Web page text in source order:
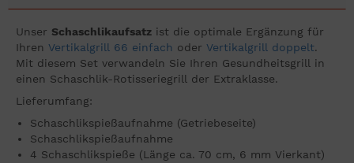
Unser Schaschlikaufsatz ist die optimale Ergänzung für
Ihren Vertikalgrill 66 einfach oder Vertikalgrill doppelt.
Mit diesem Set verwandeln Sie Ihren Gesundheitsgrill in
einen Schaschlik-Rotisseriegrill der Extraklasse.
Lieferumfang:
Schaschlikspießaufnahme (Getriebeseite)
Schaschlikspießaufnahme
4 Schaschlikspieße (Länge ca. 70 cm, 6 mm Vierkant)